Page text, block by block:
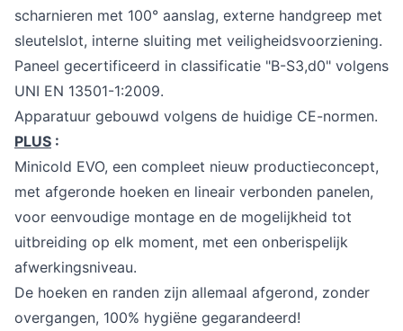
scharnieren met 100° aanslag, externe handgreep met
sleutelslot, interne sluiting met veiligheidsvoorziening.
Paneel gecertificeerd in classificatie "B-S3,d0" volgens
UNI EN 13501-1:2009.
Apparatuur gebouwd volgens de huidige CE-normen.
PLUS :
Minicold EVO, een compleet nieuw productieconcept,
met afgeronde hoeken en lineair verbonden panelen,
voor eenvoudige montage en de mogelijkheid tot
uitbreiding op elk moment, met een onberispelijk
afwerkingsniveau.
De hoeken en randen zijn allemaal afgerond, zonder
overgangen, 100% hygiëne gegarandeerd!